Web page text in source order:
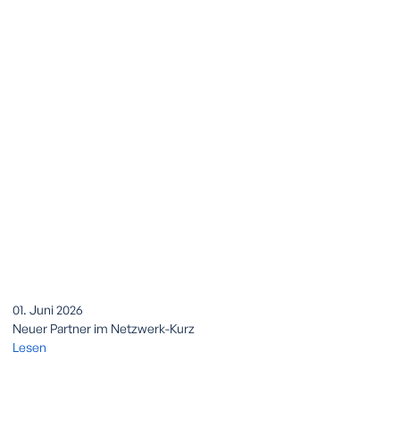
01. Juni 2026
Neuer Partner im Netzwerk-Kurz
Lesen